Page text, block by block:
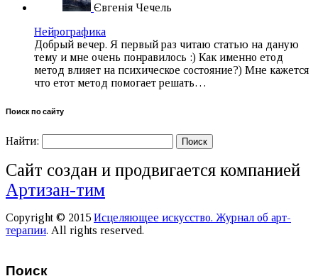
Євгенія Чечель
Нейрографика
Добрый вечер. Я первый раз читаю статью на даную
тему и мне очень понравилось :) Как именно етод
метод влияет на психическое состояние?) Мне кажется
что етот метод помогает решать…
Поиск по сайту
Найти:
Сайт создан и продвигается компанией
Артизан-тим
Copyright © 2015 Исцеляющее искусство. Журнал об арт-
терапии. All rights reserved.
Поиск